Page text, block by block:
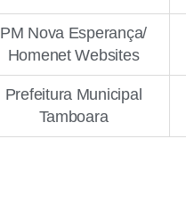
PM Nova Esperança/
Homenet Websites
Prefeitura Municipal
Tamboara